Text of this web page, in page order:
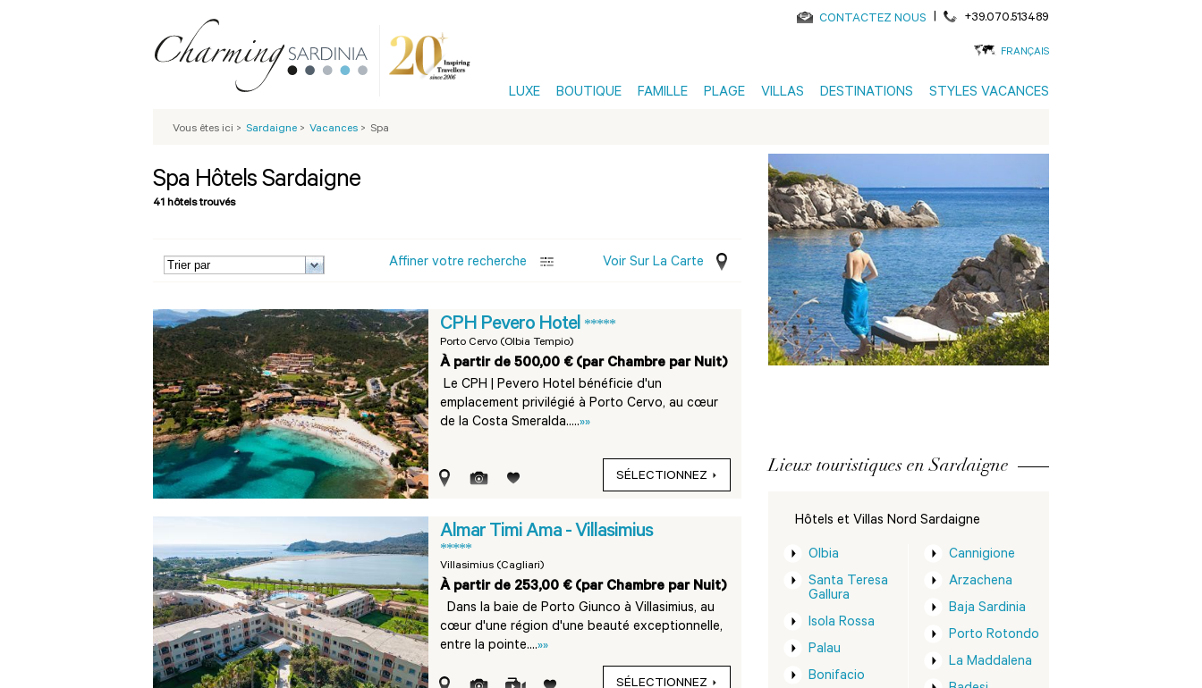
CONTACTEZ NOUS | +39.070.513489
FRANÇAIS
LUXE BOUTIQUE FAMILLE PLAGE VILLAS DESTINATIONS STYLES VACANCES
Vous êtes ici > Sardaigne > Vacances > Spa
Spa Hôtels Sardaigne
41 hôtels trouvés
Affiner votre recherche Voir Sur La Carte
CPH Pevero Hotel *****
Porto Cervo (Olbia Tempio)
À partir de 500,00 € (par Chambre par Nuit)
Le CPH | Pevero Hotel bénéficie d'un
emplacement privilégié à Porto Cervo, au cœur
de la Costa Smeralda.....»»
SÉLECTIONNEZ
Almar Timi Ama - Villasimius
*****
Villasimius (Cagliari)
À partir de 253,00 € (par Chambre par Nuit)
Dans la baie de Porto Giunco à Villasimius, au
cœur d'une région d'une beauté exceptionnelle,
entre la pointe....»»
SÉLECTIONNEZ
Lieux touristiques en Sardaigne
Hôtels et Villas Nord Sardaigne
Olbia
Santa Teresa
Gallura
Isola Rossa
Palau
Bonifacio
Cannigione
Arzachena
Baja Sardinia
Porto Rotondo
La Maddalena